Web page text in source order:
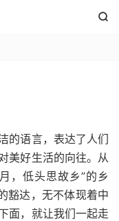

的语言，表达了人们
美好生活的向往。从
，低头思故乡”的乡
豁达，无不体现着中
面，就让我们一起走